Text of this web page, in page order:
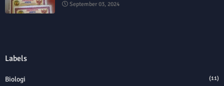
September 03, 2024
Labels
Biologi (11)